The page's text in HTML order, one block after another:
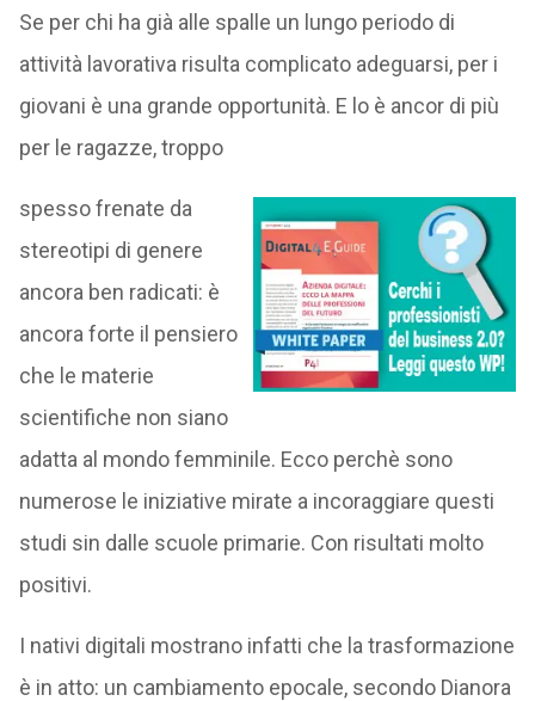
Se per chi ha già alle spalle un lungo periodo di
attività lavorativa risulta complicato adeguarsi, per i
giovani è una grande opportunità. E lo è ancor di più
per le ragazze, troppo
spesso frenate da
stereotipi di genere
ancora ben radicati: è
ancora forte il pensiero
che le materie
scientifiche non siano
adatta al mondo femminile. Ecco perchè sono
numerose le iniziative mirate a incoraggiare questi
studi sin dalle scuole primarie. Con risultati molto
positivi.
I nativi digitali mostrano infatti che la trasformazione
è in atto: un cambiamento epocale, secondo Dianora